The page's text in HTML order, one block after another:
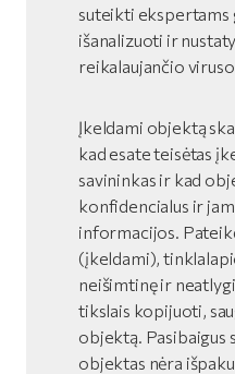
suteikti ekspertams
išanalizuoti ir
reikalaujančio
Įkeldami objektą
kad esate teisėtas
savininkas ir kad
konfidencialus ir
informacijos.
(įkeldami),
neišimtinę ir
tikslais kopijuoti,
objektą. Pasibaigus
objektas nėra